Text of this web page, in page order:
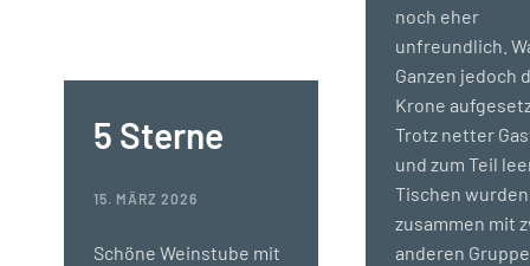
noch eher
unfreundlich.
Ganzen jedoch
Krone
Trotz netter
und zum Teil
Tischen
zusammen mit
anderen
5 Sterne
15. MÄRZ 2026
Schöne Weinstube mit